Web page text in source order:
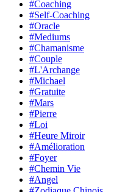
#Coaching
#Self-Coaching
#Oracle
#Mediums
#Chamanisme
#Couple
#L'Archange
#Michael
#Gratuite
#Mars
#Pierre
#Loi
#Heure Miroir
#Amélioration
#Foyer
#Chemin Vie
#Angel